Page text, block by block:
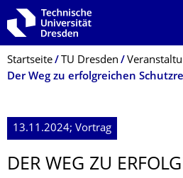
Zur Hauptnavigation springen
Zur Suche springen
Zum Inhalt springen
Breadcrumb-Menü
Startseite TU Dresden
13.11.2024; Vortrag
DER WEG ZU